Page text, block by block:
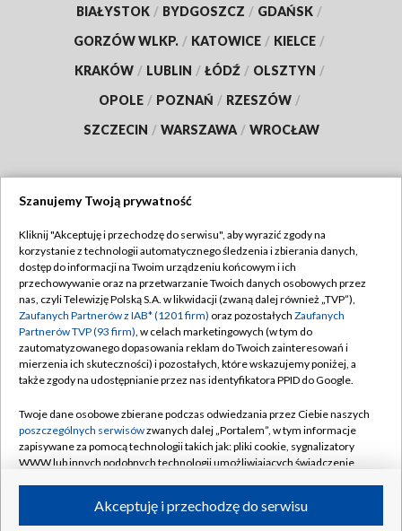
BIAŁYSTOK / BYDGOSZCZ / GDAŃSK /
GORZÓW WLKP. / KATOWICE / KIELCE /
KRAKÓW / LUBLIN / ŁÓDŹ / OLSZTYN /
OPOLE / POZNAŃ / RZESZÓW /
SZCZECIN / WARSZAWA / WROCŁAW
TVP
Abonament TVP
Emisja w TVP
Centrum informacji TVP
Naziemna Telewizja Cyfrowa
Rada Programowa
System NOS
Informacje o nadawcy
Program dla prasy
Regulamin TVP
Polityka prywatności
Moje zgody
Pomoc
Kontakt
Kanały
Szanujemy Twoją prywatność
Kliknij "Akceptuję i przechodzę do serwisu", aby wyrazić zgody na
korzystanie z technologii automatycznego śledzenia i zbierania danych,
dostęp do informacji na Twoim urządzeniu końcowym i ich
przechowywanie oraz na przetwarzanie Twoich danych osobowych przez
nas, czyli Telewizję Polską S.A. w likwidacji (zwaną dalej również „TVP”),
Zaufanych Partnerów z IAB* (1201 firm) oraz pozostałych Zaufanych
Partnerów TVP (93 firm), w celach marketingowych (w tym do
zautomatyzowanego dopasowania reklam do Twoich zainteresowań i
mierzenia ich skuteczności) i pozostałych, które wskazujemy poniżej, a
także zgody na udostępnianie przez nas identyfikatora PPID do Google.
Twoje dane osobowe zbierane podczas odwiedzania przez Ciebie naszych
poszczególnych serwisówzwanych dalej „Portalem”, w tym informacje
zapisywane za pomocą technologii takich jak: pliki cookie, sygnalizatory
WWW lub innych podobnych technologii umożliwiających świadczenie
ruchu w Internecie.Akceptuję i przechodzę do serwisu